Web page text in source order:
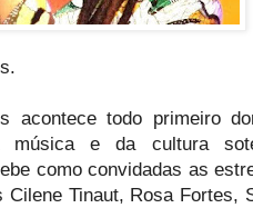
acontece todo primeiro
música e da cultura
como convidadas as
Cilene Tinaut, Rosa Fortes,